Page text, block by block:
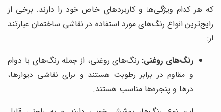
که هر کدام ویژگی‌ها و کاربردهای خاص خود را دارند. برخی از
رایج‌ترین انواع رنگ‌های مورد استفاده در نقاشی ساختمان عبارتند
از:
رنگ‌های روغنی: رنگ‌های روغنی، از جمله رنگ‌های با دوام
و مقاوم در برابر رطوبت هستند و برای نقاشی دیوارها،
درها و پنجره‌ها مناسب هستند.